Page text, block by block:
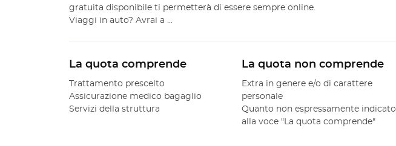
gratuita disponibile ti permetterà di essere sempre online.
Viaggi in auto? Avrai a ...
La quota comprende
Trattamento prescelto
Assicurazione medico bagaglio
Servizi della struttura
La quota non comprende
Extra in genere e/o di carattere
personale
Quanto non espressamente indicato
alla voce "La quota comprende"